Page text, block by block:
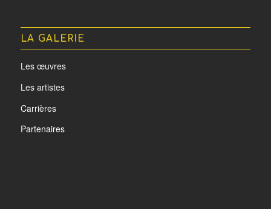
LA GALERIE
Les œuvres
Les artistes
Carrières
Partenaires